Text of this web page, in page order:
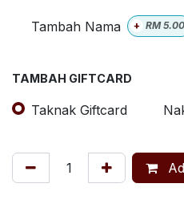
Tambah Nama + RM5.00
TAMBAH GIFTCARD
Taknak Giftcard